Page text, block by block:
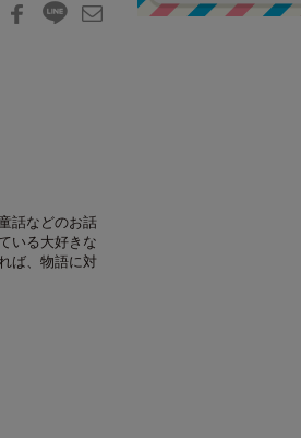
話などのお話
いる大好きな
ば、物語に対